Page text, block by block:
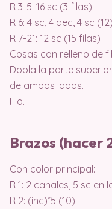
R 3-5: 16 sc (3 filas)
R 6: 4 sc, 4 dec, 4 sc (12)
R 7-21: 12 sc (15 filas)
Cosas con relleno de
Dobla la parte
de ambos lados.
F.o.
Brazos (hacer
Con color principal:
R 1: 2 canales, 5 sc en
R 2: (inc)*5 (10)